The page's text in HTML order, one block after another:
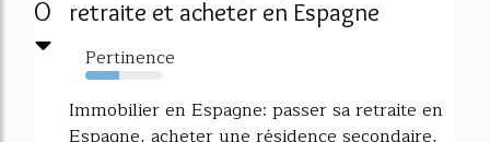
0
retraite et acheter en Espagne
Pertinence
44%
Immobilier en Espagne: passer sa retraite en